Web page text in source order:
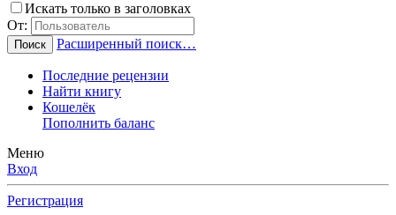
Искать только в заголовках
От:
Поиск Расширенный поиск…
Последние рецензии
Найти книгу
Кошелёк
Пополнить баланс
Меню
Вход
Регистрация